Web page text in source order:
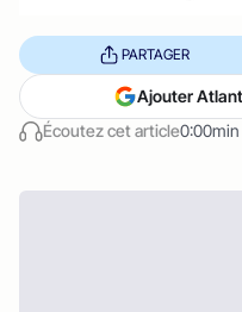
Écoutez cet article0:00min
PARTAGER
Ajouter